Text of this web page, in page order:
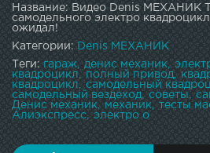
Название: Видео Denis МЕХАНИК
самодельного электро
ожидал!
Категории:
Denis МЕХАНИК
Теги: гараж денис механик
квадроцикл
полный привод
квадроцикл
самодельный
самодельный вездеход
советы
Денис механик
механик тесты
Алиэкспресс
электро о